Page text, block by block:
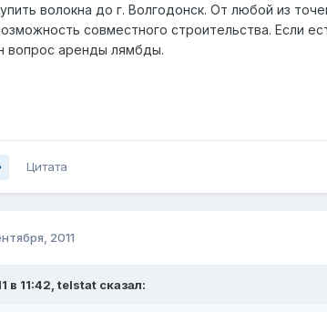
волокна до г. Волгодонск. От любой из
совместного строительства. Если
вопрос аренды лямбды.
Цитата
2011
в 11:42, telstat сказал: